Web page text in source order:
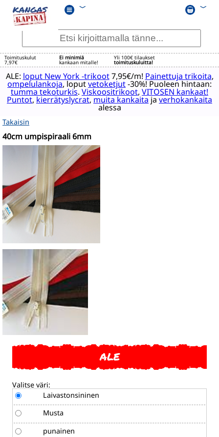
﹀ ﹀
Toimituskulut
7,97€
Ei minimiä
kankaan mitalle!
Yli 100€ tilaukset
toimituskuluitta!
ALE: loput New York -trikoot7,95€/m! Painettuja trikoita,
ompelulankoja, loputvetoketjut-30%! Puoleen hintaan:
tumma tekoturkis. Viskoositrikoot, VITOSEN kankaat!
Puntot,kierrätyslycrat,muita kankaitajaverhokankaita
alessa
Takaisin
40cm umpispiraali 6mm
ALE
Valitse väri:
Laivastonsininen
Musta
punainen